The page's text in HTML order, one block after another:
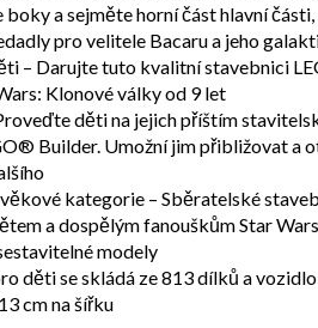
boky a sejměte horní část hlavní
pro velitele Bacaru a jeho
– Darujte tuto kvalitní stavebnici
Klonové války od 9 let
děti na jejich příštím
Builder. Umožní jim přibližovat a
kategorie – Sběratelské
a dospělým fanouškům Star
modely
děti se skládá ze 813 dílků a
cm na šířku